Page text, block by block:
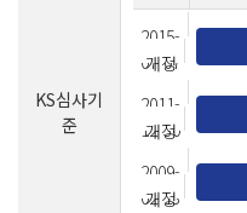
KS심사기
준
2015-
07-07
개정
2011-
12-30
개정
2009-
02-13
개정